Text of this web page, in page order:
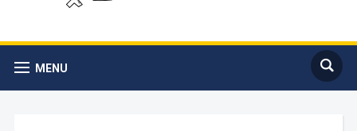
MENU